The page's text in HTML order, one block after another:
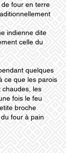
four en terre
indienne dite
celle du
quelques
ce que les parois
chaudes, les
fois le feu
broche
four à pain